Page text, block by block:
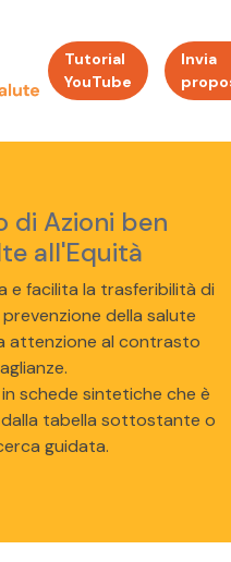
Tutorial
YouTube
Invia
di Azioni ben
all'Equità
e facilita la trasferibilità di
della salute
attenzione al contrasto
schede sintetiche che è
tabella sottostante o
guidata.